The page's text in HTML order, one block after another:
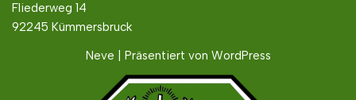
Fliederweg 14
92245 Kümmersbruck
Neve | Präsentiert von WordPress